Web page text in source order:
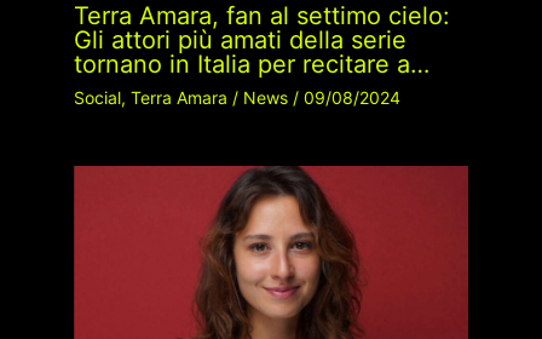
Terra Amara, fan al settimo cielo:
Gli attori più amati della serie
tornano in Italia per recitare a…
Social, Terra Amara / News/ 09/08/2024